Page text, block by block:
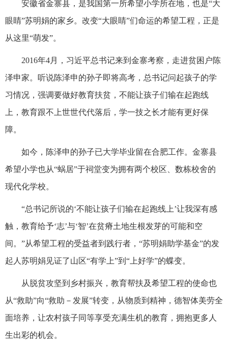
安徽省金寨县，是我国第一所希望小学所在地，也是“大
眼睛”苏明娟的家乡。改变“大眼睛”们命运的希望工程，正是
从这里“萌发”。
2016年4月，习近平总书记来到金寨考察，走进贫困户陈
泽申家。听说陈泽申的孙子即将高考，总书记问起孩子的学
习情况，强调要做好教育扶贫，不能让孩子们输在起跑线
上，教育跟不上世世代代落后，学一技之长才能有更好保
障。
如今，陈泽申的孙子已大学毕业留在合肥工作。金寨县
希望小学也从“蜗居”于祠堂变为拥有两个校区、数栋校舍的
现代化学校。
“总书记所说的‘不能让孩子们输在起跑线上’让我深有感
触，教育给予‘志’与‘智’在贫瘠土地生根发芽的可能和空
间。”从希望工程的受益者到践行者，“苏明娟助学基金”的发
起人苏明娟见证了山区“有学上”到“上好学”的蝶变。
从脱贫攻坚到乡村振兴，教育帮扶及希望工程的使命也
从“救助”向“救助－发展”转变，从物质到精神，德智体美劳全
面培养，让农村孩子同等享受充满生机的教育，拥抱更多人
生出彩的机会。